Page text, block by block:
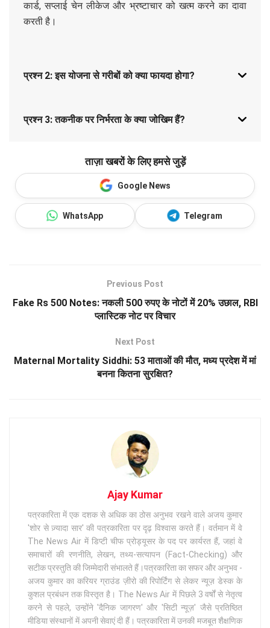
कार्ड, सप्लाई चेन लीकेज और भ्रष्टाचार को खत्म करने का दावा
करती है।
प्रश्न 2: इस योजना से गरीबों को क्या फायदा होगा?
प्रश्न 3: तकनीक पर निर्भरता के क्या जोखिम हैं?
ताज़ा खबरों के लिए हमसे जुड़ें
Google News
WhatsApp Telegram
Previous Post
Fake Rs 500 Notes: नकली 500 रुपए के नोटों में 20% उछाल, RBI
प्लास्टिक नोट पर विचार
Next Post
Maternal Mortality Siddhi: 53 माताओं की मौत, मध्य प्रदेश में मां
बनना कितना सुरक्षित?
Ajay Kumar
पत्रकारिता में एक दशक से अधिक का ठोस अनुभव रखने वाले अजय कुमार
'शोर से ज़्यादा सार' की पत्रकारिता पर दृढ़ विश्वास करते हैं। वर्तमान में वे
The News Air में डिप्टी चीफ प्रोड्यूसर के पद पर कार्यरत हैं, जहां वे
समाचारों की रणनीति, लेखन, तथ्य-सत्यापन (Fact-Checking) और
सटीक प्रस्तुति की जिम्मेदारी संभालते हैं।पत्रकारिता का सफर और अनुभव -
अजय कुमार का करियर ग्राउंड ज़ीरो की रिपोर्टिंग से लेकर न्यूज़ डेस्क के
कुशल प्रबंधन तक विस्तृत है। The News Air में पिछले 3 वर्षों से नेतृत्व
करने से पहले, उन्होंने 'दैनिक जागरण' और 'सिटी न्यूज़' जैसे प्रतिष्ठित
मीडिया संस्थानों में अपनी सेवाएं दी हैं। पत्रकारिता में उनकी मजबूत शैक्षणिक